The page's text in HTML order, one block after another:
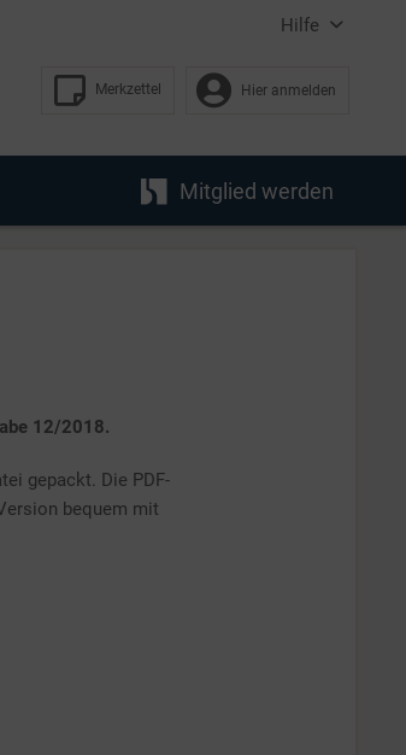
Hilfe
Merkzettel Hier anmelden
Mitglied werden
12/2018.
gepackt. Die PDF-
bequem mit